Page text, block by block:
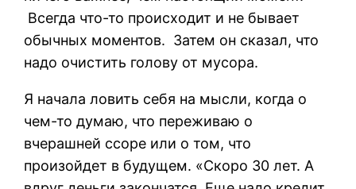
Всегда что-то происходит и не бывает
обычных моментов. Затем он сказал, что
надо очистить голову от мусора.
Я начала ловить себя на мысли, когда о
чем-то думаю, что переживаю о
вчерашней ссоре или о том, что
произойдет в будущем. «Скоро 30 лет. А